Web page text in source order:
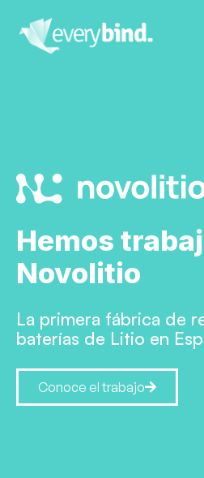
Hemos
Novolitio
La primera fábrica de
baterías de Litio en
Conoce el trabajo